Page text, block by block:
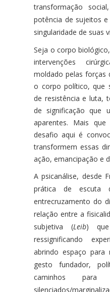
transformação
potência de sujeitos
singularidade de suas
Seja o corpo
intervenções
moldado pelas forças
o corpo político, que
de resistência e luta,
de significação que
aparentes. Mais
desafio aqui é
transformem essas
ação, emancipação e
A psicanálise, desde
prática de escuta
entrecruzamento do
relação entre a
subjetiva (Leib)
ressignificando
abrindo espaço para
gesto fundador,
caminhos para
silenciados/